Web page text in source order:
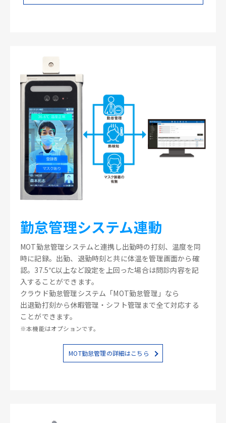
勤怠管理システム連動
MOT勤怠管理システムと連携し出勤時の打刻、温度を同
時に記録。出勤、退勤時刻と共に体温を管理画面から確
認。37.5℃以上など設定を上回った場合は問診内容を記
入することができます。
クラウド勤怠管理システム「MOT勤怠管理」なら
出退勤打刻から休暇管理・シフト管理まで全て対応する
ことができます。
※本機能はオプションです。
MOT勤怠管理の詳細はこちら